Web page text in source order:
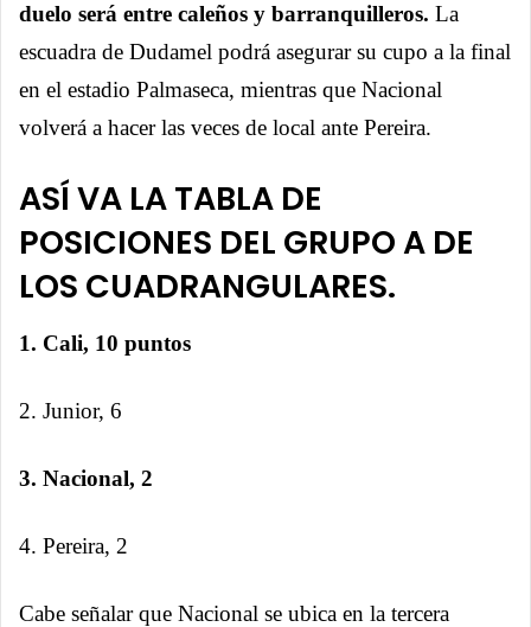
duelo será entre caleños y barranquilleros. La
escuadra de Dudamel podrá asegurar su cupo a la final
en el estadio Palmaseca, mientras que Nacional
volverá a hacer las veces de local ante Pereira.
ASÍ VA LA TABLA DE
POSICIONES DEL GRUPO A DE
LOS CUADRANGULARES.
1. Cali, 10 puntos
2. Junior, 6
3. Nacional, 2
4. Pereira, 2
Cabe señalar que Nacional se ubica en la tercera